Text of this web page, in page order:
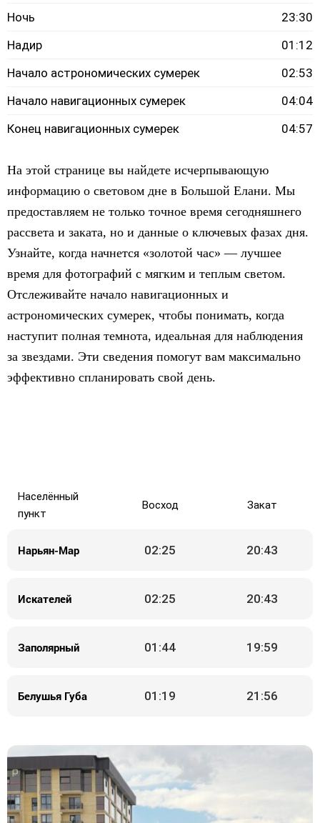
Ночь
23:30
Надир
01:12
Начало астрономических сумерек
02:53
Начало навигационных сумерек
04:04
Конец навигационных сумерек
04:57
На этой странице вы найдете исчерпывающую
информацию о световом дне в Большой Елани. Мы
предоставляем не только точное время сегодняшнего
рассвета и заката, но и данные о ключевых фазах дня.
Узнайте, когда начнется «золотой час» — лучшее
время для фотографий с мягким и теплым светом.
Отслеживайте начало навигационных и
астрономических сумерек, чтобы понимать, когда
наступит полная темнота, идеальная для наблюдения
за звездами. Эти сведения помогут вам максимально
эффективно спланировать свой день.
Населённый
пункт
Восход Закат
Нарьян-Мар 02:25 20:43
Искателей 02:25 20:43
Заполярный 01:44 19:59
Белушья Губа 01:19 21:56